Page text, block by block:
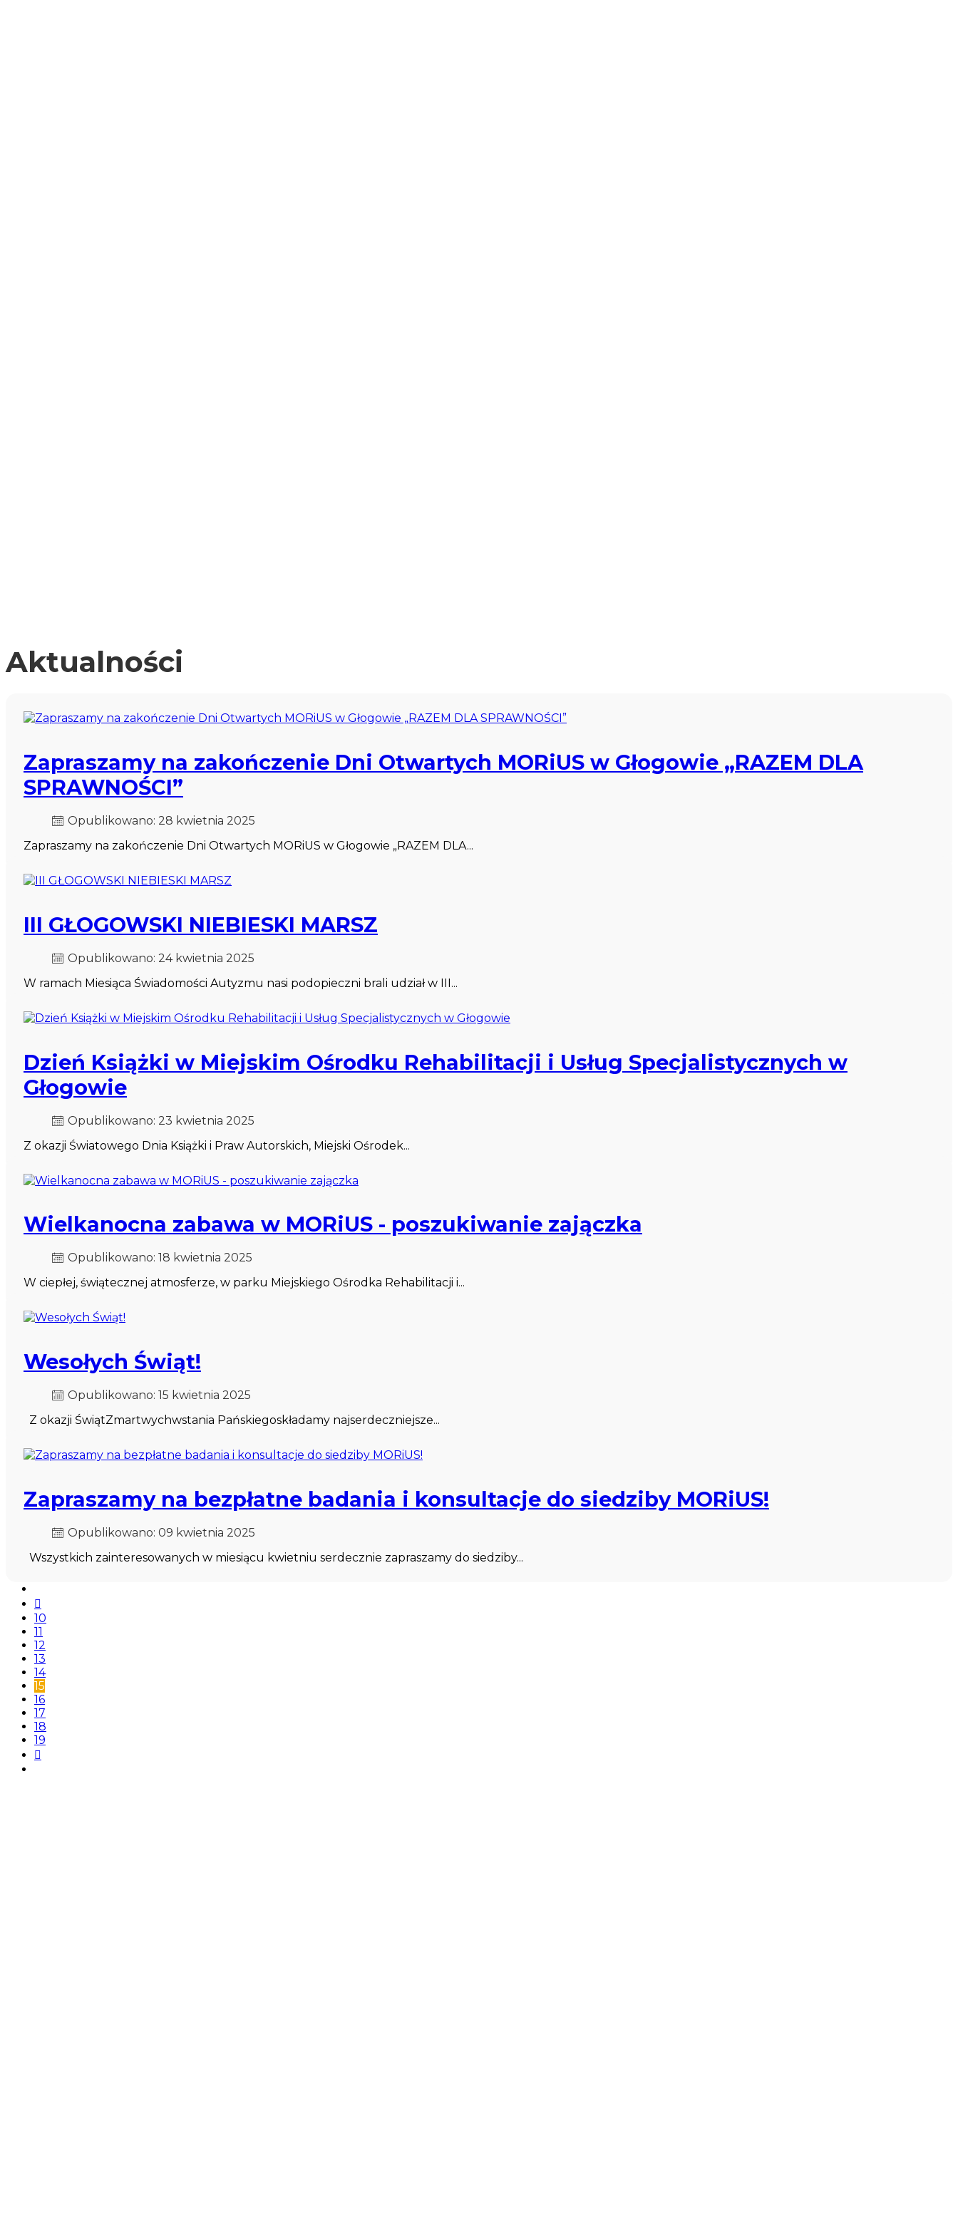
Aktualności
Zapraszamy na zakończenie Dni Otwartych MORiUS w Głogowie „RAZEM DLA
SPRAWNOŚCI”
Opublikowano: 28 kwietnia 2025
Zapraszamy na zakończenie Dni Otwartych MORiUS w Głogowie „RAZEM DLA...
III GŁOGOWSKI NIEBIESKI MARSZ
Opublikowano: 24 kwietnia 2025
W ramach Miesiąca Świadomości Autyzmu nasi podopieczni brali udział w III...
Dzień Książki w Miejskim Ośrodku Rehabilitacji i Usług Specjalistycznych w
Głogowie
Opublikowano: 23 kwietnia 2025
Z okazji Światowego Dnia Książki i Praw Autorskich, Miejski Ośrodek...
Wielkanocna zabawa w MORiUS - poszukiwanie zajączka
Opublikowano: 18 kwietnia 2025
W ciepłej, świątecznej atmosferze, w parku Miejskiego Ośrodka Rehabilitacji i...
Wesołych Świąt!
Opublikowano: 15 kwietnia 2025
Z okazji ŚwiątZmartwychwstania Pańskiegoskładamy najserdeczniejsze...
Zapraszamy na bezpłatne badania i konsultacje do siedziby MORiUS!
Opublikowano: 09 kwietnia 2025
Wszystkich zainteresowanych w miesiącu kwietniu serdecznie zapraszamy do siedziby...
10
11
12
13
14
15
16
17
18
19